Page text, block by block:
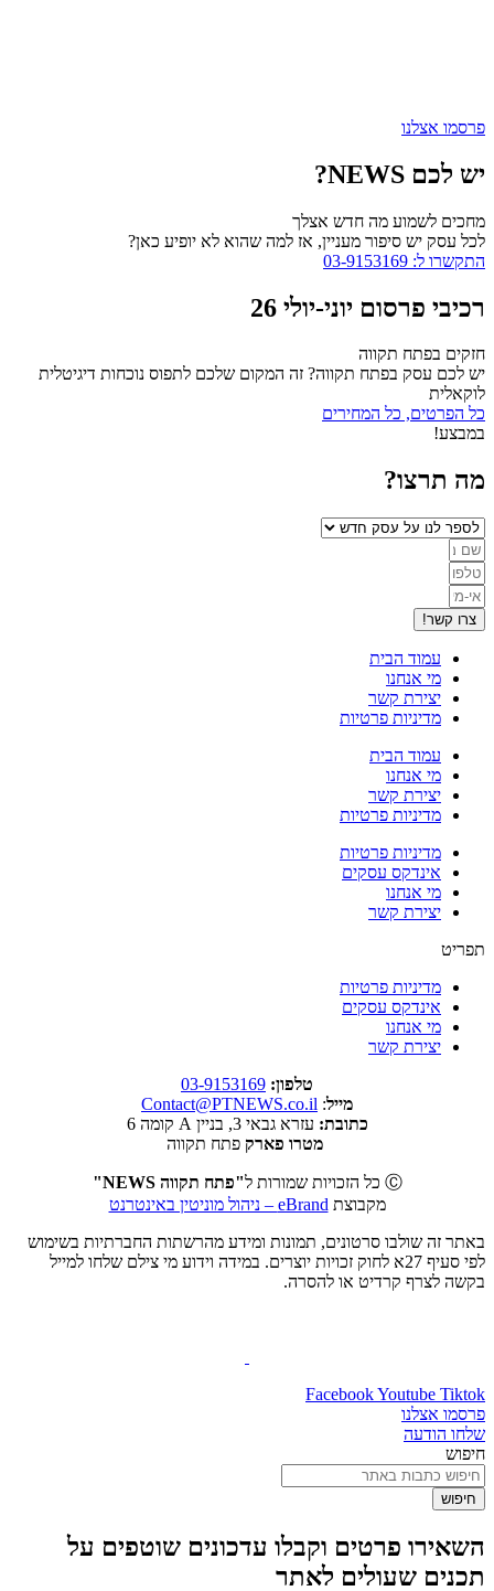
פרסמו אצלנו
יש לכם NEWS?
מחכים לשמוע מה חדש אצלך
לכל עסק יש סיפור מעניין, אז למה שהוא לא יופיע כאן?
התקשרו ל: 03-9153169
רכיבי פרסום יוני-יולי 26
חזקים בפתח תקווה
יש לכם עסק בפתח תקווה? זה המקום שלכם לתפוס נוכחות דיגיטלית
לוקאלית
כל הפרטים, כל המחירים
במבצע!
מה תרצו?
צרו קשר!
עמוד הבית
מי אנחנו
יצירת קשר
מדיניות פרטיות
עמוד הבית
מי אנחנו
יצירת קשר
מדיניות פרטיות
מדיניות פרטיות
אינדקס עסקים
מי אנחנו
יצירת קשר
תפריט
מדיניות פרטיות
אינדקס עסקים
מי אנחנו
יצירת קשר
טלפון: 03-9153169
מייל:
Contact@PTNEWS.co.il
כתובת: עזרא גבאי 3, בניין A קומה 6
מטרו פארק פתח תקווה
Ⓒ כל הזכויות שמורות ל
"פתח תקווה NEWS"
מקבוצת eBrand – ניהול מוניטין באינטרנט
באתר זה שולבו סרטונים, תמונות ומידע מהרשתות החברתיות בשימוש
לפי סעיף 27א לחוק זכויות יוצרים. במידה וידוע מי צילם שלחו למייל
בקשה לצרף קרדיט או להסרה.
FacebookYoutube Tiktok
פרסמו אצלנו
שלחו הודעה
חיפוש
חיפוש
השאירו פרטים וקבלו עדכונים שוטפים על
תכנים שעולים לאתר